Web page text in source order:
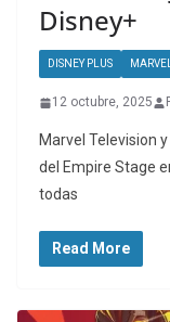
Disney+
DISNEY PLUS
12 octubre, 2025
Marvel Television
del Empire Stage
todas
Read More